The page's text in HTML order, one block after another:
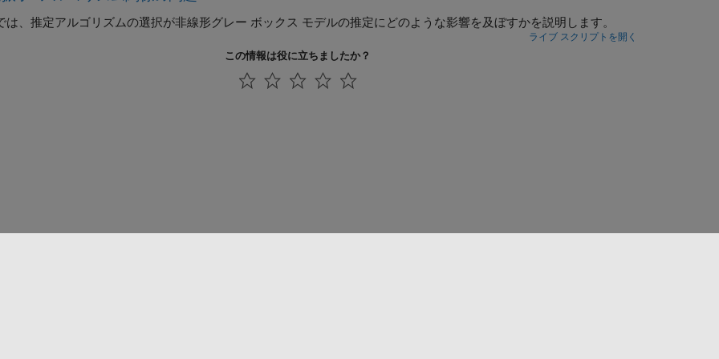
は、推定アルゴリズムの選択が非線形グレー ボックス モデルの推定にどのような影響を及ぼすかを説明します。
ライブ スクリプトを開く
この情報は役に立ちましたか？